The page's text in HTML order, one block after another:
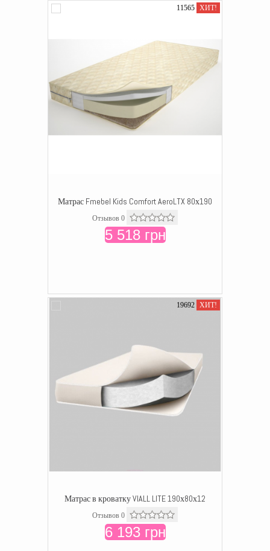
11565 ХИТ!
Матрас Fmebel Kids Comfort AeroLTX 80х190
Отзывов 0
5 518 грн
19692 ХИТ!
Матрас в кроватку VIALL LITE 190х80х12
Отзывов 0
6 193 грн